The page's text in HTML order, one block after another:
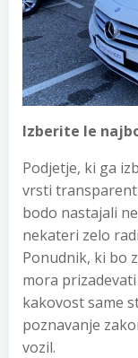
Izberite le
Podjetje, ki ga
vrsti
bodo nastajali
nekateri zelo
Ponudnik, ki bo
mora
kakovost same
poznavanje
vozil.